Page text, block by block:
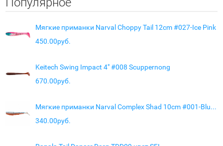
Мягкие приманки Narval Choppy Tail 12cm #027-Ice Pink
450.00руб.
Keitech Swing Impact 4" #008 Scuppernong
670.00руб.
Мягкие приманки Narval Complex Shad 10cm #001-Blue Back Shiner
340.00руб.